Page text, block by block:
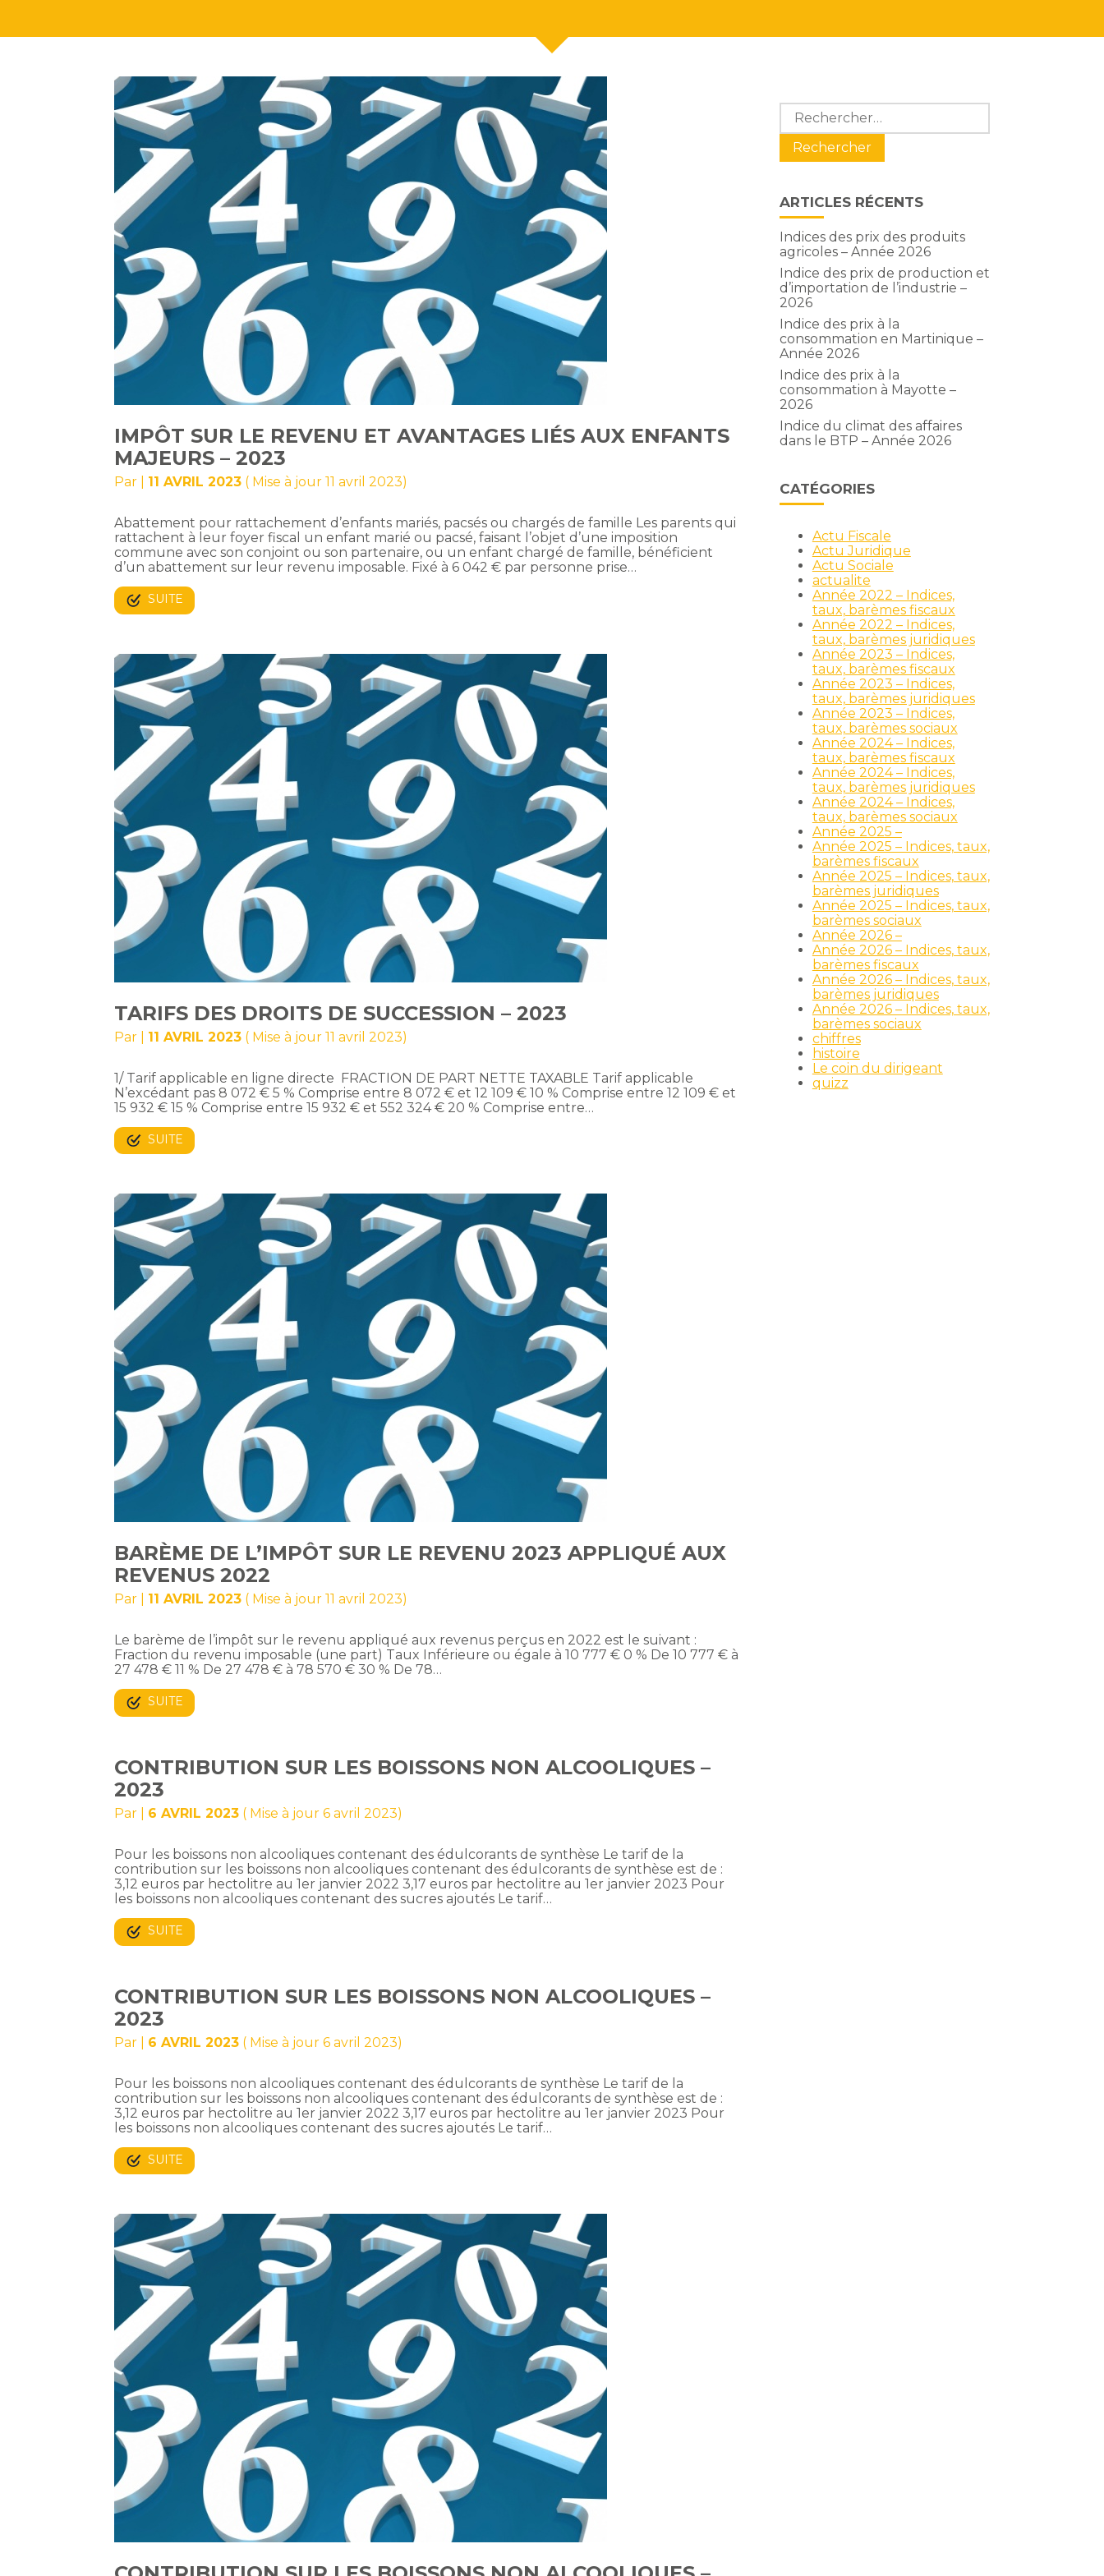
IMPÔT SUR LE REVENU ET AVANTAGES LIÉS AUX ENFANTS
MAJEURS – 2023
Par 11 AVRIL 2023 ( Mise à jour 11 avril 2023)
Abattement pour rattachement d’enfants mariés, pacsés ou chargés de famille Les parents qui
rattachent à leur foyer fiscal un enfant marié ou pacsé, faisant l’objet d’une imposition
commune avec son conjoint ou son partenaire, ou un enfant chargé de famille, bénéficient
d’un abattement sur leur revenu imposable. Fixé à 6 042 € par personne prise…
SUITE
TARIFS DES DROITS DE SUCCESSION – 2023
Par 11 AVRIL 2023 ( Mise à jour 11 avril 2023)
1/ Tarif applicable en ligne directe FRACTION DE PART NETTE TAXABLE Tarif applicable
N’excédant pas 8 072 € 5 % Comprise entre 8 072 € et 12 109 € 10 % Comprise entre 12 109 € et
15 932 € 15 % Comprise entre 15 932 € et 552 324 € 20 % Comprise entre…
SUITE
BARÈME DE L’IMPÔT SUR LE REVENU 2023 APPLIQUÉ AUX
REVENUS 2022
Par 11 AVRIL 2023 ( Mise à jour 11 avril 2023)
Le barème de l’impôt sur le revenu appliqué aux revenus perçus en 2022 est le suivant :
Fraction du revenu imposable (une part) Taux Inférieure ou égale à 10 777 € 0 % De 10 777 € à
27 478 € 11 % De 27 478 € à 78 570 € 30 % De 78…
SUITE
CONTRIBUTION SUR LES BOISSONS NON ALCOOLIQUES –
2023
Par 6 AVRIL 2023 ( Mise à jour 6 avril 2023)
Pour les boissons non alcooliques contenant des édulcorants de synthèse Le tarif de la
contribution sur les boissons non alcooliques contenant des édulcorants de synthèse est de :
3,12 euros par hectolitre au 1er janvier 2022 3,17 euros par hectolitre au 1er janvier 2023 Pour
les boissons non alcooliques contenant des sucres ajoutés Le tarif…
SUITE
CONTRIBUTION SUR LES BOISSONS NON ALCOOLIQUES –
2023
Par 6 AVRIL 2023 ( Mise à jour 6 avril 2023)
Pour les boissons non alcooliques contenant des édulcorants de synthèse Le tarif de la
contribution sur les boissons non alcooliques contenant des édulcorants de synthèse est de :
3,12 euros par hectolitre au 1er janvier 2022 3,17 euros par hectolitre au 1er janvier 2023 Pour
les boissons non alcooliques contenant des sucres ajoutés Le tarif…
SUITE
Blog
sidebar
Rechercher :
ARTICLES RÉCENTS
Indices des prix des produits
agricoles – Année 2026
Indice des prix de production et
d’importation de l’industrie –
2026
Indice des prix à la
consommation en Martinique –
Année 2026
Indice des prix à la
consommation à Mayotte –
2026
Indice du climat des affaires
dans le BTP – Année 2026
CATÉGORIES
Actu Fiscale
Actu Juridique
Actu Sociale
actualite
Année 2022 – Indices,
taux, barèmes fiscaux
Année 2022 – Indices,
taux, barèmes juridiques
Année 2023 – Indices,
taux, barèmes fiscaux
Année 2023 – Indices,
taux, barèmes juridiques
Année 2023 – Indices,
taux, barèmes sociaux
Année 2024 – Indices,
taux, barèmes fiscaux
Année 2024 – Indices,
taux, barèmes juridiques
Année 2024 – Indices,
taux, barèmes sociaux
Année 2025 –
Année 2025 – Indices, taux,
barèmes fiscaux
Année 2025 – Indices, taux,
barèmes juridiques
Année 2025 – Indices, taux,
barèmes sociaux
Année 2026 –
Année 2026 – Indices, taux,
barèmes fiscaux
Année 2026 – Indices, taux,
barèmes juridiques
Année 2026 – Indices, taux,
barèmes sociaux
chiffres
histoire
Le coin du dirigeant
quizz